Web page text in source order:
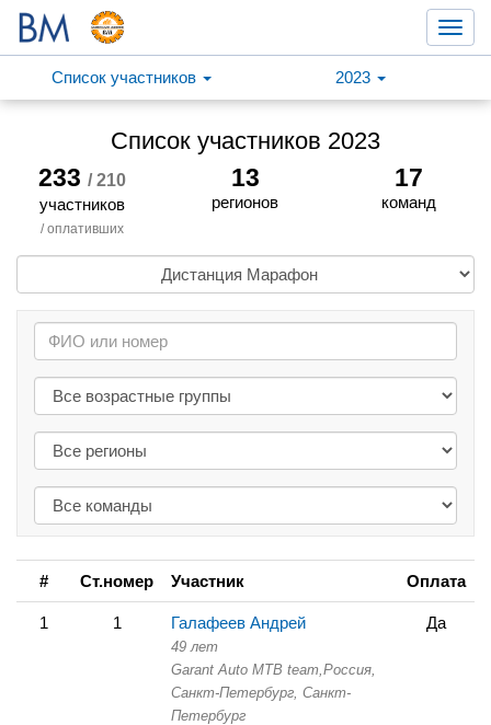
Список участников
2023
Список участников 2023
233 / 210
участников
/ оплативших
13
регионов
17
команд
# Ст.номер Участник Оплата
1 1 Галафеев Андрей
49 лет
Garant Auto MTB team, Россия,
Санкт-Петербург, Санкт-
Петербург
Да